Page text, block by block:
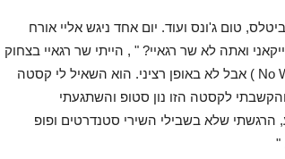
ביטלס, טום ג'ונס ועוד. יום אחד ניגש אליי אורח
ואתה לא שר רגאיי? " , הייתי שר רגאיי בצחוק
בהופעות ( וגם אז, רק את I Shot The Sherrif וNo Woman No Cry ) אבל לא באופן רציני. הוא השאיל לי קסטה
מ1977) . הלכתי הביתה והקשבתי לקסטה הזו נון סטופ והשתגעתי
הרגשתי שלא בשבילי השירי סטנדרטים ופופ
"